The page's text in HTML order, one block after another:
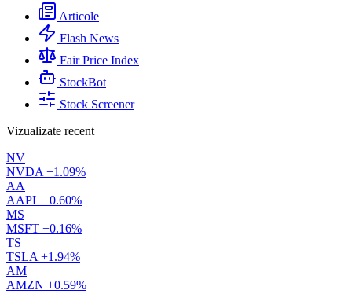
Articole
Flash News
Fair Price Index
StockBot
Stock Screener
Vizualizate recent
NV
NVDA +1.09%
AA
AAPL +0.60%
MS
MSFT +0.16%
TS
TSLA +1.94%
AM
AMZN +0.59%